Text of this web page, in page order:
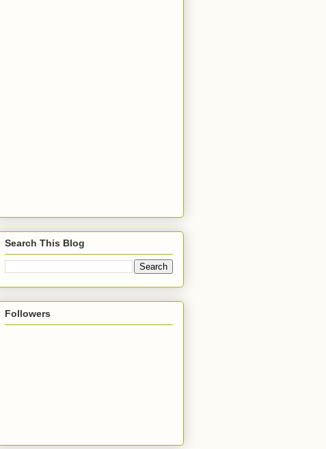
Search This Blog
Followers